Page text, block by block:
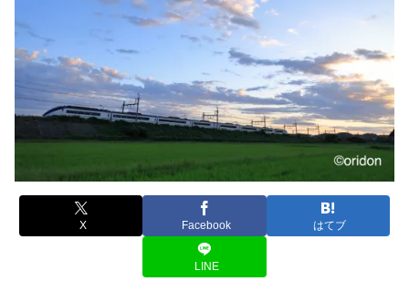
X Facebook はてブ
LINE